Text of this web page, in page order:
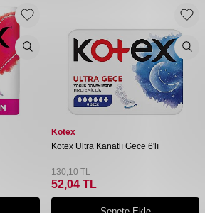
Kotex
Kotex Ultra Kanatlı Gece 6'lı
130,10 TL
52,04 TL